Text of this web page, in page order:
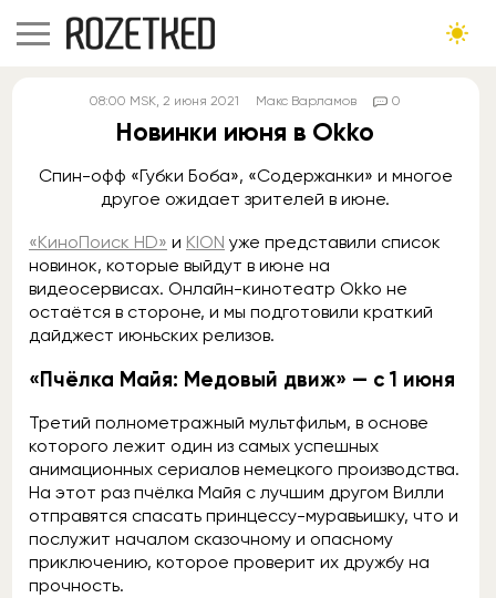
08:00 MSK, 2 июня 2021 Макс Варламов 0
Новинки июня в Okko
Спин-офф «Губки Боба», «Содержанки» и многое
другое ожидает зрителей в июне.
«КиноПоиск HD» и KION уже представили список
новинок, которые выйдут в июне на
видеосервисах. Онлайн-кинотеатр Okko не
остаётся в стороне, и мы подготовили краткий
дайджест июньских релизов.
«Пчёлка Майя: Медовый движ» — с 1 июня
Третий полнометражный мультфильм, в основе
которого лежит один из самых успешных
анимационных сериалов немецкого производства.
На этот раз пчёлка Майя с лучшим другом Вилли
отправятся спасать принцессу-муравьишку, что и
послужит началом сказочному и опасному
приключению, которое проверит их дружбу на
прочность.